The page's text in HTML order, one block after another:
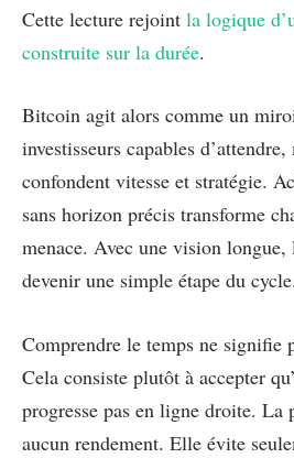
Cette lecture rejoint la logique
construite sur la durée.
Bitcoin agit alors comme un
investisseurs capables
confondent vitesse et stratégie.
sans horizon précis transforme
menace. Avec une vision longue,
devenir une simple étape du cycle.
Comprendre le temps ne signifie
Cela consiste plutôt à accepter
progresse pas en ligne droite. La
aucun rendement. Elle évite